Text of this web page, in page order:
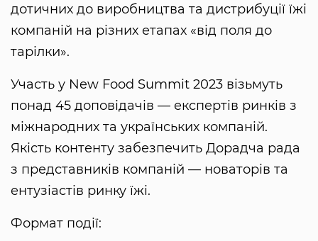
дотичних до виробництва та дистрибуції їжі
компаній на різних етапах «від поля до
тарілки».
Участь у New Food Summit 2023 візьмуть
понад 45 доповідачів — експертів ринків з
міжнародних та українських компаній.
Якість контенту забезпечить Дорадча рада
з представників компаній — новаторів та
ентузіастів ринку їжі.
Формат події: